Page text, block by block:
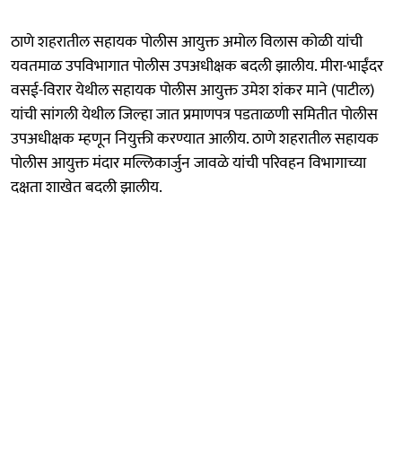
ठाणे शहरातील सहायक पोलीस आयुक्त अमोल विलास कोळी यांची
यवतमाळ उपविभागात पोलीस उपअधीक्षक बदली झालीय. मीरा-भाईंदर
वसई-विरार येथील सहायक पोलीस आयुक्त उमेश शंकर माने (पाटील)
यांची सांगली येथील जिल्हा जात प्रमाणपत्र पडताळणी समितीत पोलीस
उपअधीक्षक म्हणून नियुक्ती करण्यात आलीय. ठाणे शहरातील सहायक
पोलीस आयुक्त मंदार मल्लिकार्जुन जावळे यांची परिवहन विभागाच्या
दक्षता शाखेत बदली झालीय.